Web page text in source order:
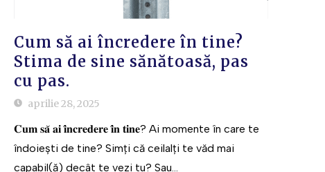
Cum să ai încredere în tine?
Stima de sine sănătoasă, pas
cu pas.
aprilie 28, 2025
𝐂𝐮𝐦 𝐬𝐚̆ 𝐚𝐢 𝐢̂𝐧𝐜𝐫𝐞𝐝𝐞𝐫𝐞 𝐢̂𝐧 𝐭𝐢𝐧𝐞? Ai momente în care te
îndoiești de tine? Simți că ceilalți te văd mai
capabil(ă) decât te vezi tu? Sau...